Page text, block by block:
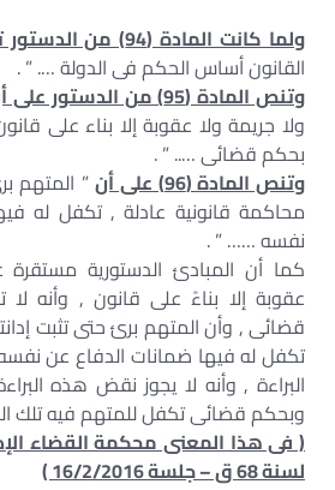
ولما كانت المادة (94) من الدستور تنص على أن
القانون أساس الحكم فى الدولة …. ” .
وتنص المادة (95) من الدستور على أن
ولا جريمة ولا عقوبة إلا بناء على
بحكم قضائى ….. ” .
وتنص المادة (96) على أن
” المتهم
محاكمة قانونية عادلة , تكفل له
نفسه …… ” .
كما أن المبادئ الدستورية مستقرة
عقوبة إلا بناءً على قانون , وأنه
قضائى , وأن المتهم برئ حتى تثبت
تكفل له فيها ضمانات الدفاع عن
البراءة , وأنه لا يجوز نقض هذه
وبحكم قضائى تكفل للمتهم فيه تلك
لسنة 68 ق – جلسة 16/2/2016
)